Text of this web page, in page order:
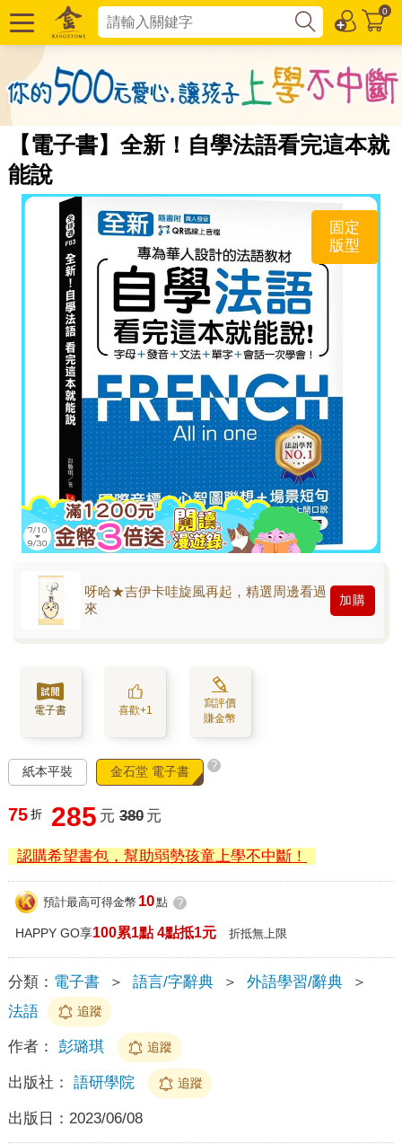
0
【電子書】全新！自學法語看完這本就
能說
固定
版型
呀哈★吉伊卡哇旋風再起，精選周邊看過
來
加購
電子書 喜歡+1
寫評價
賺金幣
紙本平裝 金石堂 電子書 ?
75 折 285 元 380 元
認購希望書包，幫助弱勢孩童上學不中斷！
預計最高可得金幣 10點 ?
HAPPY GO享100累1點 4點抵1元 折抵無上限
分類： 電子書 ＞ 語言/字辭典 ＞ 外語學習/辭典
＞
法語
追蹤
作者： 彭璐琪 追蹤
出版社： 語研學院 追蹤
出版日： 2023/06/08